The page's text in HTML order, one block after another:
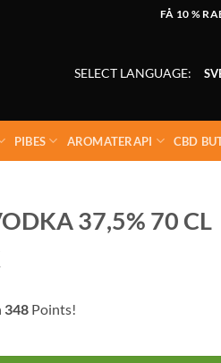
FÅ 10 %
SELECT LANGUAGE:
PIBES AROMATERAPI CBD
37,5% 70 CL
348 Points!